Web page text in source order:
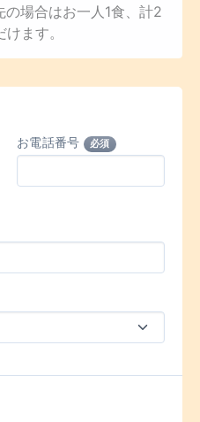
場合はお一人1食、計2
ます。
お電話番号 必須